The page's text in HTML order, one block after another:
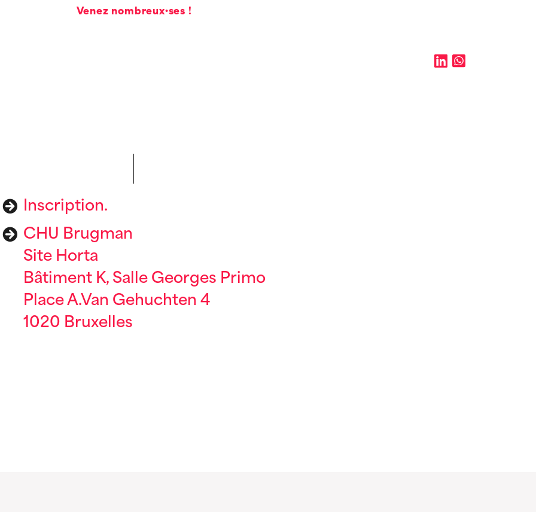
Venez nombreux·ses !
Inscription.
CHU Brugman
Site Horta
Bâtiment K, Salle Georges Primo
Place A.Van Gehuchten 4
1020 Bruxelles